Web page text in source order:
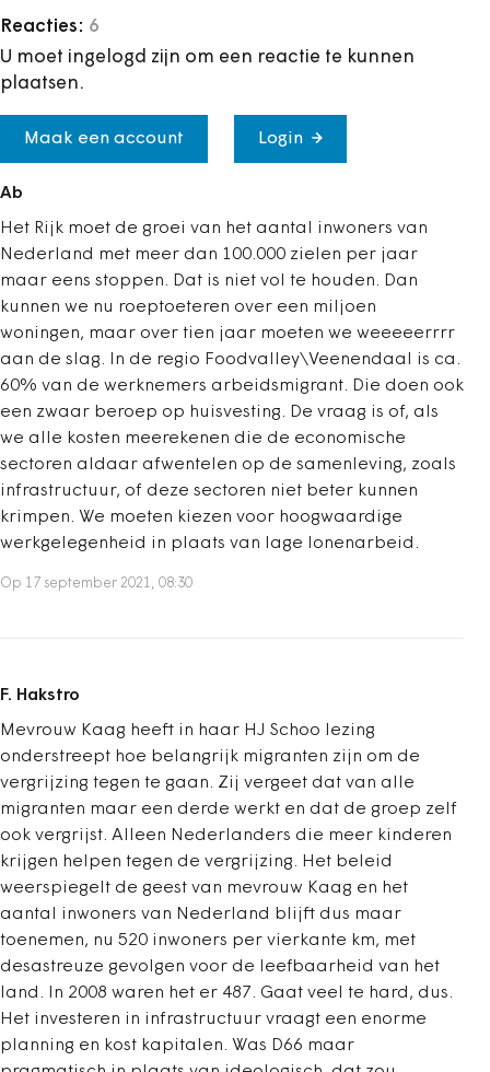
Reacties: 6
U moet ingelogd zijn om een reactie te kunnen
plaatsen.
Maak een account Login
Ab
Het Rijk moet de groei van het aantal inwoners van
Nederland met meer dan 100.000 zielen per jaar
maar eens stoppen. Dat is niet vol te houden. Dan
kunnen we nu roeptoeteren over een miljoen
woningen, maar over tien jaar moeten we weeeeerrrr
aan de slag. In de regio Foodvalley\Veenendaal is ca.
60% van de werknemers arbeidsmigrant. Die doen ook
een zwaar beroep op huisvesting. De vraag is of, als
we alle kosten meerekenen die de economische
sectoren aldaar afwentelen op de samenleving, zoals
infrastructuur, of deze sectoren niet beter kunnen
krimpen. We moeten kiezen voor hoogwaardige
werkgelegenheid in plaats van lage lonenarbeid.
Op 17 september 2021, 08:30
F. Hakstro
Mevrouw Kaag heeft in haar HJ Schoo lezing
onderstreept hoe belangrijk migranten zijn om de
vergrijzing tegen te gaan. Zij vergeet dat van alle
migranten maar een derde werkt en dat de groep zelf
ook vergrijst. Alleen Nederlanders die meer kinderen
krijgen helpen tegen de vergrijzing. Het beleid
weerspiegelt de geest van mevrouw Kaag en het
aantal inwoners van Nederland blijft dus maar
toenemen, nu 520 inwoners per vierkante km, met
desastreuze gevolgen voor de leefbaarheid van het
land. In 2008 waren het er 487. Gaat veel te hard, dus.
Het investeren in infrastructuur vraagt een enorme
planning en kost kapitalen. Was D66 maar